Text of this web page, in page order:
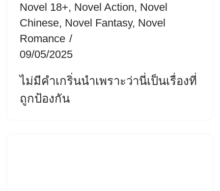
Novel 18+, Novel Action, Novel
Chinese, Novel Fantasy, Novel
Romance
09/05/2025
ไม่มีคำเกริ่นนำเพราะว่านี่เป็นเรื่องที่
ถูกป้องกัน